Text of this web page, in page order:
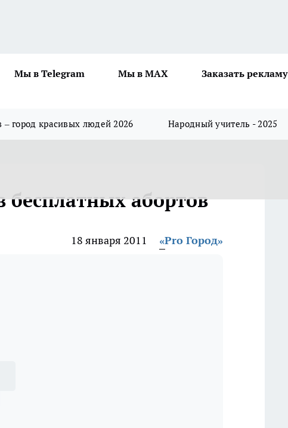
Мы в Telegram Мы в MAX
Заказать рекламу
– город красивых людей 2026 Народный учитель - 2025
абортов
18 января 2011 «Pro Город»